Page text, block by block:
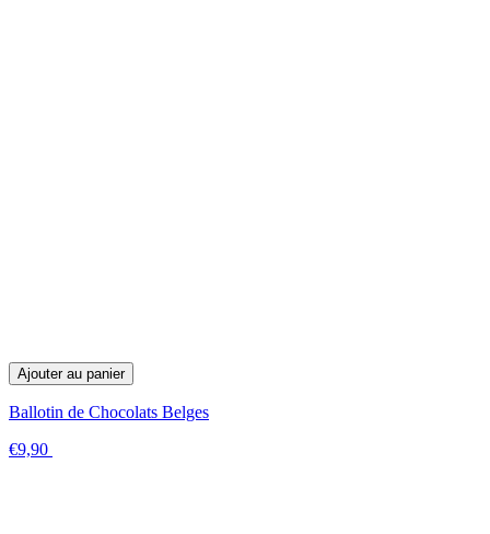
Ajouter au panier
Ballotin de Chocolats Belges
€9,90